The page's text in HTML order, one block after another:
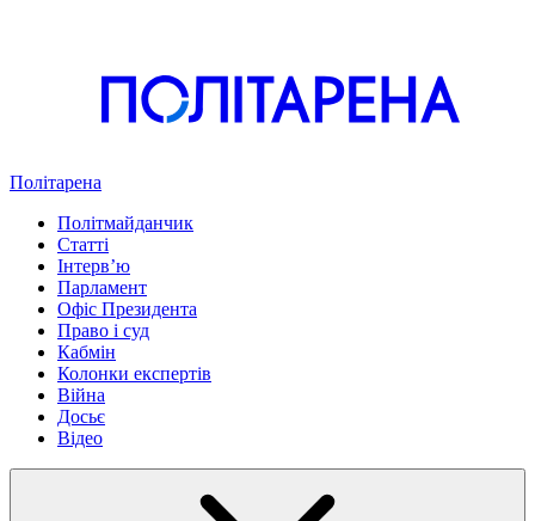
Політарена
Політмайданчик
Статті
Інтервʼю
Парламент
Офіс Президента
Право і суд
Кабмін
Колонки експертів
Війна
Досьє
Відео